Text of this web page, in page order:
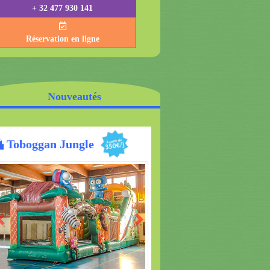
+ 32 477 930 141
Réservation en ligne
Nouveautés
Jungle
Previous Next